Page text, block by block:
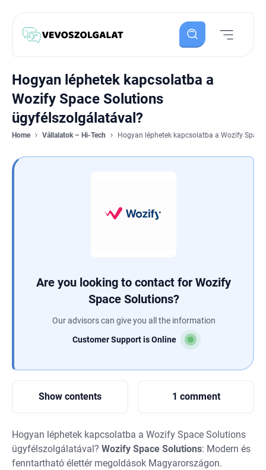
Hogyan léphetek kapcsolatba a
Wozify Space Solutions
ügyfélszolgálatával?
Home Vállalatok – Hi-Tech Hogyan léphetek kapcsolatba a Wozify
Are you looking to contact for Wozify
Space Solutions?
Our advisors can give you all the information
Customer Support is Online
Show contents 1 comment
Hogyan léphetek kapcsolatba a Wozify Space Solutions
ügyfélszolgálatával? Wozify Space Solutions: Modern és
fenntartható élettér megoldások Magyarországon.